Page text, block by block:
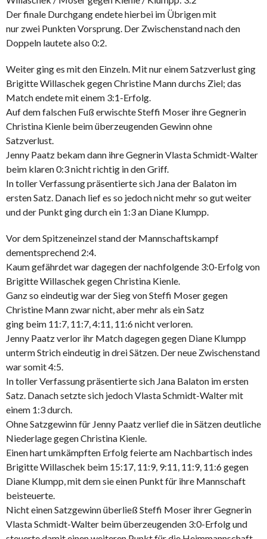
Der finale Durchgang endete hierbei im Übrigen mit
nur zwei Punkten Vorsprung. Der Zwischenstand nach den
Doppeln lautete also 0:2.
Weiter ging es mit den Einzeln. Mit nur einem Satzverlust ging
Brigitte Willaschek gegen Christine Mann durchs Ziel; das
Match endete mit einem 3:1-Erfolg.
Auf dem falschen Fuß erwischte Steffi Moser ihre Gegnerin
Christina Kienle beim überzeugenden Gewinn ohne
Satzverlust.
Jenny Paatz bekam dann ihre Gegnerin Vlasta Schmidt-Walter
beim klaren 0:3 nicht richtig in den Griff.
In toller Verfassung präsentierte sich Jana der Balaton im
ersten Satz. Danach lief es so jedoch nicht mehr so gut weiter
und der Punkt ging durch ein 1:3 an Diane Klumpp.
Vor dem Spitzeneinzel stand der Mannschaftskampf
dementsprechend 2:4.
Kaum gefährdet war dagegen der nachfolgende 3:0-Erfolg von
Brigitte Willaschek gegen Christina Kienle.
Ganz so eindeutig war der Sieg von Steffi Moser gegen
Christine Mann zwar nicht, aber mehr als ein Satz
ging beim 11:7, 11:7, 4:11, 11:6 nicht verloren.
Jenny Paatz verlor ihr Match dagegen gegen Diane Klumpp
unterm Strich eindeutig in drei Sätzen. Der neue Zwischenstand
war somit 4:5.
In toller Verfassung präsentierte sich Jana Balaton im ersten
Satz. Danach setzte sich jedoch Vlasta Schmidt-Walter mit
einem 1:3 durch.
Ohne Satzgewinn für Jenny Paatz verlief die in Sätzen deutliche
Niederlage gegen Christina Kienle.
Einen hart umkämpften Erfolg feierte am Nachbartisch indes
Brigitte Willaschek beim 15:17, 11:9, 9:11, 11:9, 11:6 gegen
Diane Klumpp, mit dem sie einen Punkt für ihre Mannschaft
beisteuerte.
Nicht einen Satzgewinn überließ Steffi Moser ihrer Gegnerin
Vlasta Schmidt-Walter beim überzeugenden 3:0-Erfolg und